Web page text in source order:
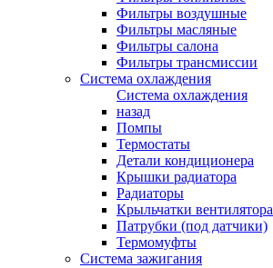
Фильтры воздушные
Фильтры масляные
Фильтры салона
Фильтры трансмиссии
Система охлаждения
Система охлаждения
назад
Помпы
Термостаты
Детали кондиционера
Крышки радиатора
Радиаторы
Крыльчатки вентилятора
Патрубки (под датчики)
Термомуфты
Система зажигания